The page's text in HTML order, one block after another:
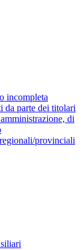
incompleta
da parte dei titolari
di
provinciali